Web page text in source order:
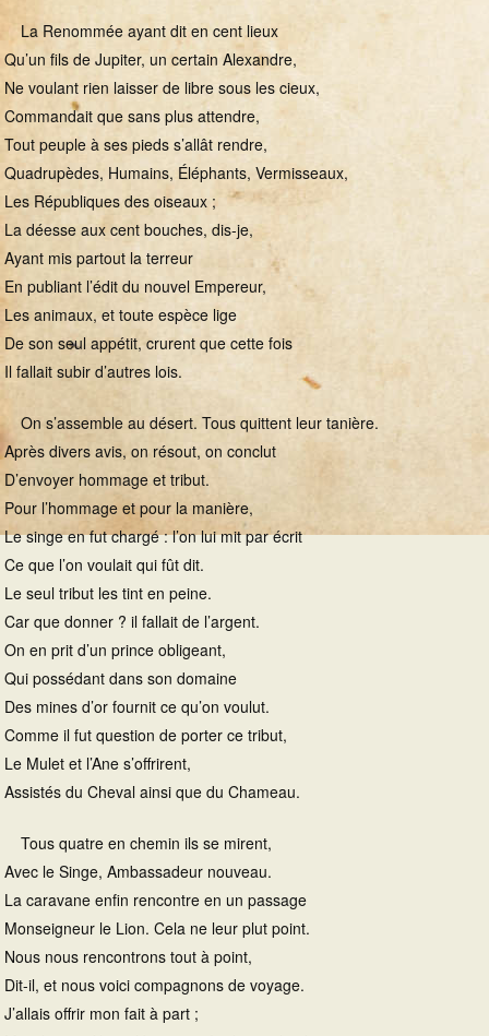
La Renommée ayant dit en cent lieux
Qu’un fils de Jupiter, un certain Alexandre,
Ne voulant rien laisser de libre sous les cieux,
Commandait que sans plus attendre,
Tout peuple à ses pieds s’allât rendre,
Quadrupèdes, Humains, Éléphants, Vermisseaux,
Les Républiques des oiseaux ;
La déesse aux cent bouches, dis-je,
Ayant mis partout la terreur
En publiant l’édit du nouvel Empereur,
Les animaux, et toute espèce lige
De son seul appétit, crurent que cette fois
Il fallait subir d’autres lois.
On s’assemble au désert. Tous quittent leur tanière.
Après divers avis, on résout, on conclut
D’envoyer hommage et tribut.
Pour l’hommage et pour la manière,
Le singe en fut chargé : l’on lui mit par écrit
Ce que l’on voulait qui fût dit.
Le seul tribut les tint en peine.
Car que donner ? il fallait de l’argent.
On en prit d’un prince obligeant,
Qui possédant dans son domaine
Des mines d’or fournit ce qu’on voulut.
Comme il fut question de porter ce tribut,
Le Mulet et l’Ane s’offrirent,
Assistés du Cheval ainsi que du Chameau.
Tous quatre en chemin ils se mirent,
Avec le Singe, Ambassadeur nouveau.
La caravane enfin rencontre en un passage
Monseigneur le Lion. Cela ne leur plut point.
Nous nous rencontrons tout à point,
Dit-il, et nous voici compagnons de voyage.
J’allais offrir mon fait à part ;